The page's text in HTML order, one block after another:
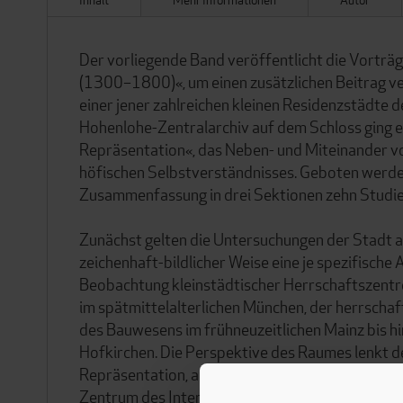
Der vorliegende Band veröffentlicht die
(1300–1800)«, um einen zusätzlichen Beitrag
einer jener zahlreichen kleinen Residenzstädte
Hohenlohe-Zentralarchiv auf dem Schloss ging
Repräsentation«, das Neben- und Miteinander
höfischen Selbstverständnisses. Geboten
Zusammenfassung in drei Sektionen zehn
Zunächst gelten die Untersuchungen der
zeichenhaft-bildlicher Weise eine je spezifische
Beobachtung kleinstädtischer
im spätmittelalterlichen München, der
des Bauwesens im frühneuzeitlichen Mainz bis
Hofkirchen. Die Perspektive des Raumes lenkt
Repräsentation, auf die zahlreichen
Zentrum des Interesses stehen der Innsbrucker